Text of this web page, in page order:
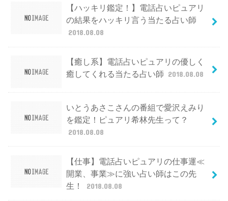
【ハッキリ鑑定！】電話占いピュアリ
の結果をハッキリ言う当たる占い師
2018.08.08
【癒し系】電話占いピュアリの優しく
癒してくれる当たる占い師 2018.08.08
いとうあさこさんの番組で愛沢えみり
を鑑定！ピュアリ希林先生って？
2018.08.08
【仕事】電話占いピュアリの仕事運≪
開業、事業≫に強い占い師はこの先
生！
2018.08.08